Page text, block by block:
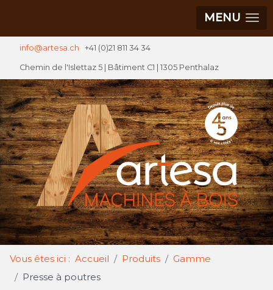
MENU
info@artesa.ch +41 (0)21 811 34 34
Chemin de l'Islettaz 5 | Bâtiment C1 | 1305 Penthalaz
Vous êtes ici : Accueil Produits
Gamme
Presse à poutres